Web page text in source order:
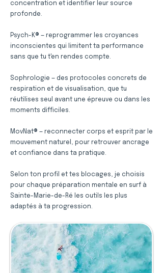
concentration et identifier leur source
profonde.
Psych-K® — reprogrammer les croyances
inconscientes qui limitent ta performance
sans que tu t'en rendes compte.
Sophrologie — des protocoles concrets de
respiration et de visualisation, que tu
réutilises seul avant une épreuve ou dans les
moments difficiles.
MovNat® — reconnecter corps et esprit par le
mouvement naturel, pour retrouver ancrage
et confiance dans ta pratique.
Selon ton profil et tes blocages, je choisis
pour chaque préparation mentale en surf à
Sainte-Marie-de-Ré les outils les plus
adaptés à ta progression.